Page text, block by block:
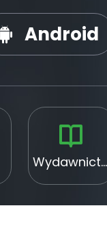
Android
Wydawnictwo Edicom